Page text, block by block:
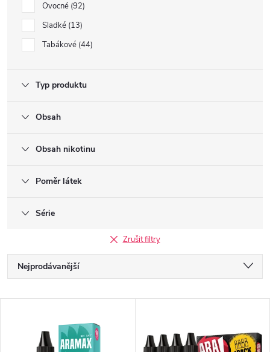
Ovocné 92
Sladké 13
Tabákové 44
Typ produktu
Obsah
Obsah nikotinu
Poměr látek
Série
Zrušit filtry
Ř
a
Nejprodávanější
Nejdražší